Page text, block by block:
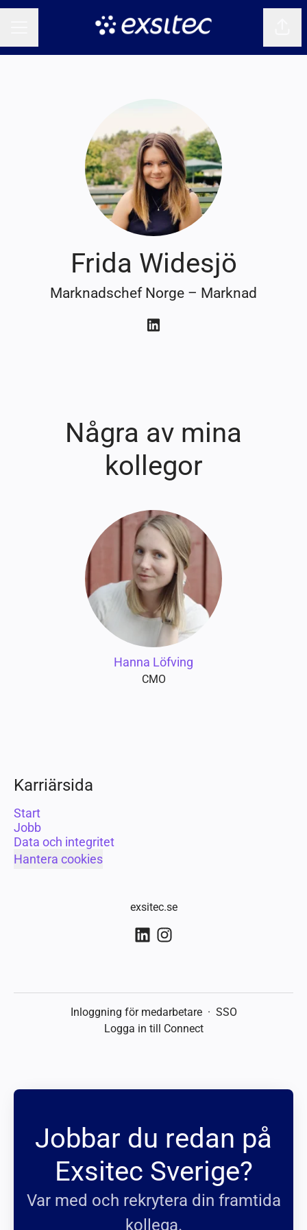
Frida Widesjö
Marknadschef Norge – Marknad
Några av mina
kollegor
Hanna Löfving
CMO
Karriärsida
Start
Jobb
Data och integritet
Hantera cookies
exsitec.se
Inloggning för medarbetare · SSO
Logga in till Connect
Jobbar du redan på
Exsitec Sverige?
Var med och rekrytera din framtida
kollega.